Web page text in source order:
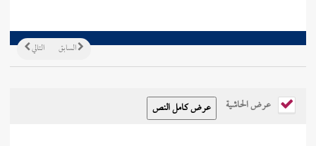
التالي السابق
عرض الحاشية